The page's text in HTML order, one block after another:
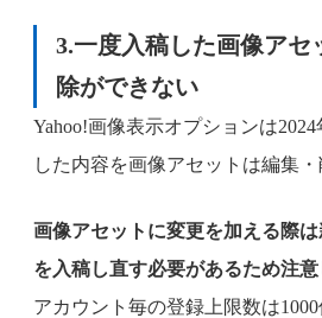
3.一度入稿した画像アセ
除ができない
Yahoo!画像表示オプションは
した内容を画像アセットは編集・
画像アセットに変更を加える際
を入稿し直す必要があるため注意
アカウント毎の登録上限数は1000